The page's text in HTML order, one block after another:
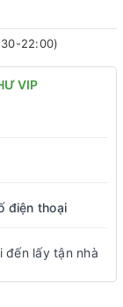
22:00)
VIP
điện thoại
đến lấy tận nhà